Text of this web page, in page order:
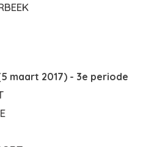
maart 2017) - 3e periode